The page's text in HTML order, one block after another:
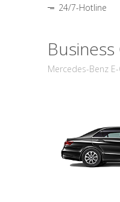
24/7-Hotline
Business
Mercedes-Benz